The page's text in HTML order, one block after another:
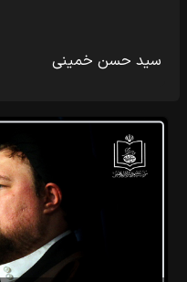
سید حسن خمینی